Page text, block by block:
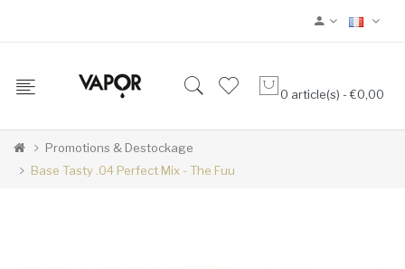
0 article(s) - €0,00
Promotions & Destockage
Base Tasty .04 Perfect Mix - The Fuu